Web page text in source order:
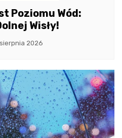
Poziomu Wód:
Wisły!
sierpnia 2026